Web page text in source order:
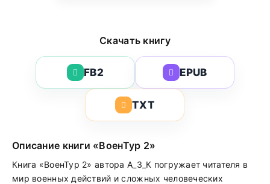
Скачать книгу
FB2 EPUB
TXT
Описание книги «ВоенТур 2»
Книга «ВоенТур 2» автора А_З_К погружает читателя в
мир военных действий и сложных человеческих